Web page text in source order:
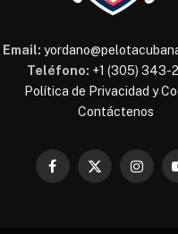
Email:
Teléfono: +1 (305) 343-
Política de Privacidad y
Contáctenos
Facebook
X